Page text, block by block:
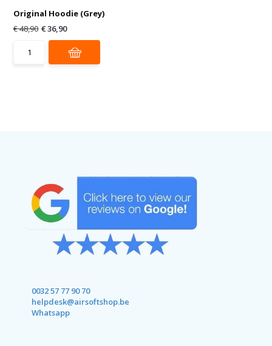
Original Hoodie (Grey)
€ 48,90 € 36,90
0032 57 77 90 70
helpdesk@airsoftshop.be
Whatsapp